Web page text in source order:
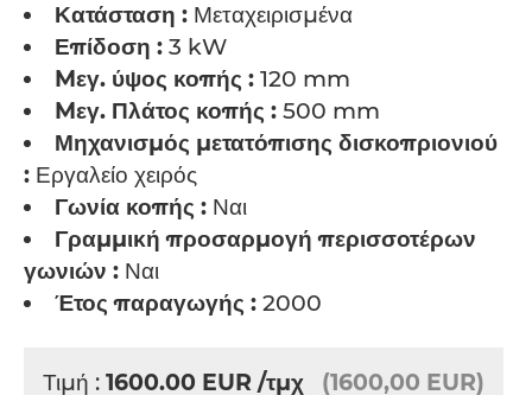
Κατάσταση : Μεταχειρισμένα
Επίδοση : 3 kW
Mεγ. ύψος κοπής : 120 mm
Mεγ. Πλάτος κοπής : 500 mm
Μηχανισμός μετατόπισης δισκοπριονιού
: Εργαλείο χειρός
Γωνία κοπής : Ναι
Γραμμική προσαρμογή περισσοτέρων
γωνιών : Ναι
Έτος παραγωγής : 2000
Τιμή : 1600.00 EUR /τμχ (1600,00 EUR)